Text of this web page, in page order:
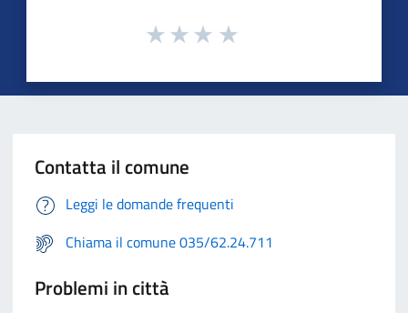
Contatta il comune
Leggi le domande frequenti
Chiama il comune 035/62.24.711
Problemi in città